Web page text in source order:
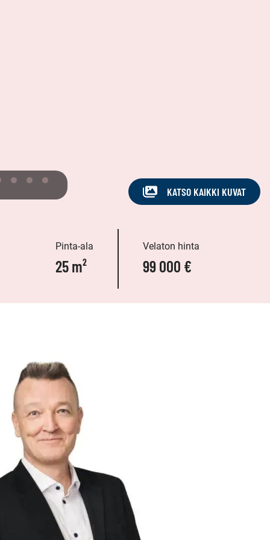
KATSO KAIKKI KUVAT
Pinta-ala
25 m²
Velaton hinta
99 000 €